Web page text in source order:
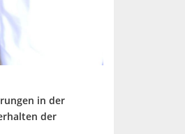
in der
der